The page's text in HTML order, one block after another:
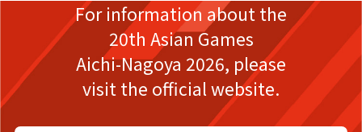
For information about the
20th Asian Games
Aichi-Nagoya 2026, please
visit the official website.